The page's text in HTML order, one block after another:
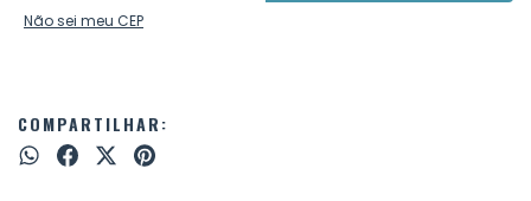
Não sei meu CEP
COMPARTILHAR: